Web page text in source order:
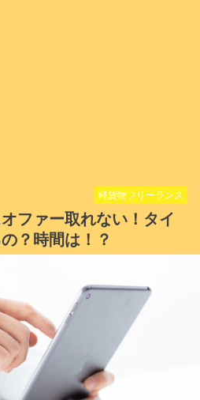
軽貨物フリーランス
ファー取れない！タイ
？時間は！？